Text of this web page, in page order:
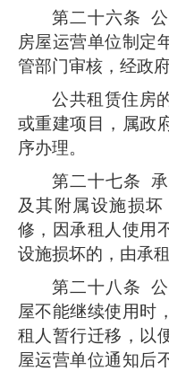
第二十六条
房屋运营单位制定
管部门审核，经政
公共租赁住房
或重建项目，属政
序办理。
第二十七条
及其附属设施损
修，因承租人使用
设施损坏的，由承
第二十八条
屋不能继续使用时
租人暂行迁移，以
屋运营单位通知后